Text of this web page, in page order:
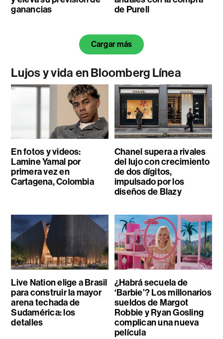
ganancias
de Purell
Cargar más
Lujos y vida en Bloomberg Línea
En fotos y videos:
Lamine Yamal por
primera vez en
Cartagena, Colombia
Chanel supera a rivales
del lujo con crecimiento
de dos dígitos,
impulsado por los
diseños de Blazy
Live Nation elige a Brasil
para construir la mayor
arena techada de
Sudamérica: los
detalles
¿Habrá secuela de
‘Barbie’? Los millonarios
sueldos de Margot
Robbie y Ryan Gosling
complican una nueva
película